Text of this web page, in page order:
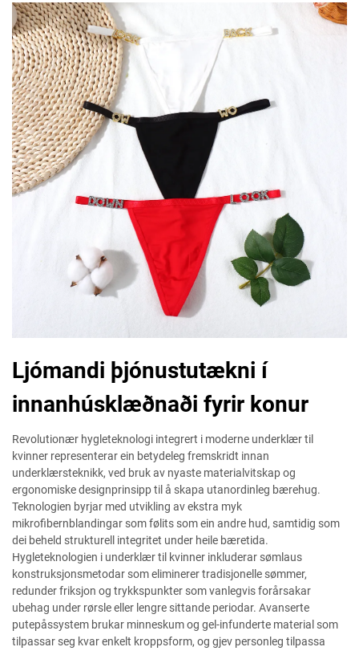
Ljómandi þjónustutækni í
innanhúsklæðnaði fyrir konur
Revolutionær hygleteknologi integrert i moderne underklær til
kvinner representerar ein betydeleg fremskridt innan
underklærsteknikk, ved bruk av nyaste materialvitskap og
ergonomiske designprinsipp til å skapa utanordinleg bærehug.
Teknologien byrjar med utvikling av ekstra myk
mikrofibernblandingar som følits som ein andre hud, samtidig som
dei beheld strukturell integritet under heile bæretida.
Hygleteknologien i underklær til kvinner inkluderar sømlaus
konstruksjonsmetodar som eliminerer tradisjonelle sømmer,
redunder friksjon og trykkspunkter som vanlegvis forårsakar
ubehag under rørsle eller lengre sittande periodar. Avanserte
putepåssystem brukar minneskum og gel-infunderte material som
tilpassar seg kvar enkelt kroppsform, og gjev personleg tilpassa